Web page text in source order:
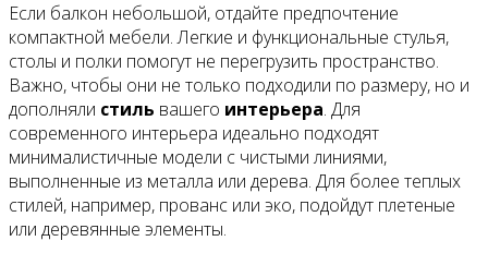
Если балкон небольшой, отдайте предпочтение
компактной мебели. Легкие и функциональные стулья,
столы и полки помогут не перегрузить пространство.
Важно, чтобы они не только подходили по размеру, но и
дополняли стиль вашего интерьера. Для
современного интерьера идеально подходят
минималистичные модели с чистыми линиями,
выполненные из металла или дерева. Для более теплых
стилей, например, прованс или эко, подойдут плетеные
или деревянные элементы.